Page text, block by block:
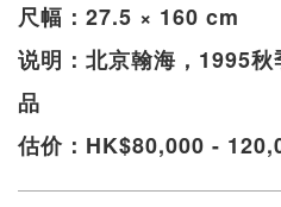
尺幅：27.5 × 160 cm
说明：北京翰海，1995
品
估价：HK$80,000 -